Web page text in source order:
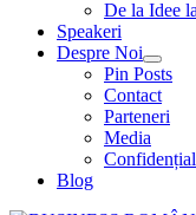
De la Idee
Speakeri
Despre Noi
Pin Posts
Contact
Parteneri
Media
Blog